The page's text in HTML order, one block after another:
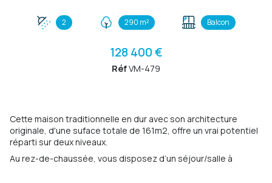
2 290 m² Balcon
128 400 €
RéfVM-479
Cette maison traditionnelle en dur avec son architecture
originale, d'une suface totale de 161m2, offre un vrai potentiel
réparti sur deux niveaux.
Au rez-de-chaussée, vous disposez d’un séjour/salle à
manger, d’une cuisine indépendante, de deux chambres,